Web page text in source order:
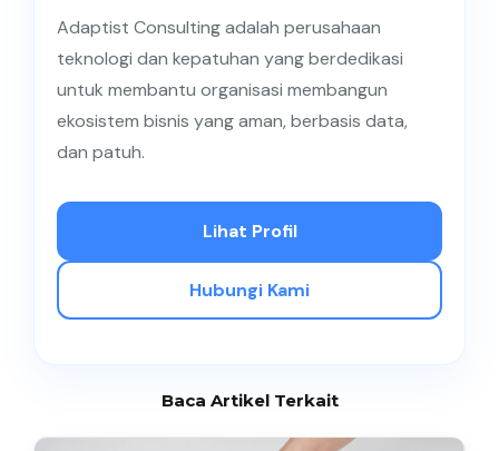
berjalan konsisten.
Adaptist Consulting adalah perusahaan
teknologi dan kepatuhan yang berdedikasi
untuk membantu organisasi membangun
ekosistem bisnis yang aman, berbasis data,
dan patuh.
Lihat Profil
Hubungi Kami
Baca Artikel Terkait